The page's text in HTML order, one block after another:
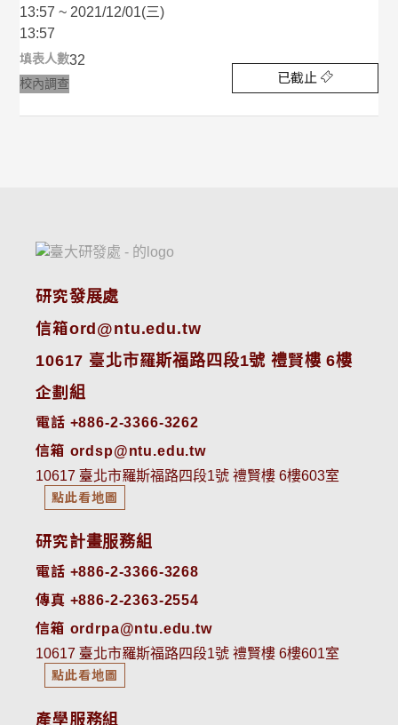
13:57 ~ 2021/12/01(三)
13:57
填表人數32
校內調查 已截止
研究發展處
信箱ord@ntu.edu.tw
10617 臺北市羅斯福路四段1號 禮賢樓 6樓
企劃組
電話 +886-2-3366-3262
信箱 ordsp@ntu.edu.tw
10617 臺北市羅斯福路四段1號 禮賢樓 6樓603室
點此看地圖
研究計畫服務組
電話 +886-2-3366-3268
傳真 +886-2-2363-2554
信箱 ordrpa@ntu.edu.tw
10617 臺北市羅斯福路四段1號 禮賢樓 6樓601室
點此看地圖
產學服務組